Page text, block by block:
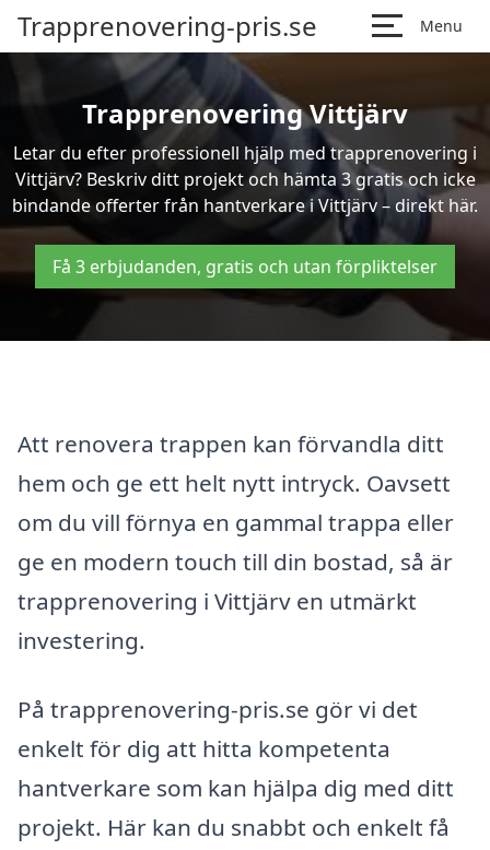
Trapprenovering-pris.se Menu
Trapprenovering Vittjärv
Letar du efter professionell hjälp med trapprenovering i
Vittjärv? Beskriv ditt projekt och hämta 3 gratis och icke
bindande offerter från hantverkare i Vittjärv – direkt här.
Få 3 erbjudanden, gratis och utan förpliktelser
Att renovera trappen kan förvandla ditt
hem och ge ett helt nytt intryck. Oavsett
om du vill förnya en gammal trappa eller
ge en modern touch till din bostad, så är
trapprenovering i Vittjärv en utmärkt
investering.
På trapprenovering-pris.se gör vi det
enkelt för dig att hitta kompetenta
hantverkare som kan hjälpa dig med ditt
projekt. Här kan du snabbt och enkelt få